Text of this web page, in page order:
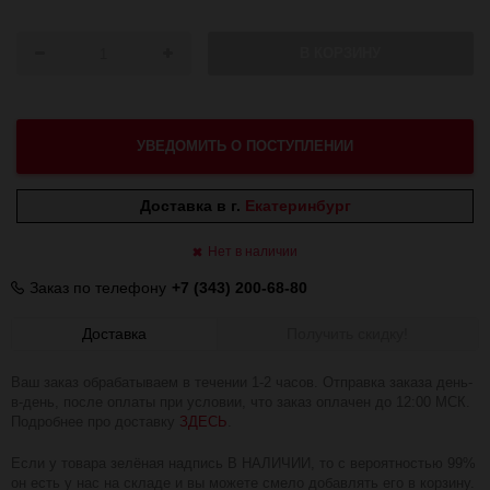
УВЕДОМИТЬ О ПОСТУПЛЕНИИ
Доставка в г. Екатеринбург
Нет в наличии
Заказ по телефону +7 (343) 200-68-80
Доставка
ЗДЕСЬ